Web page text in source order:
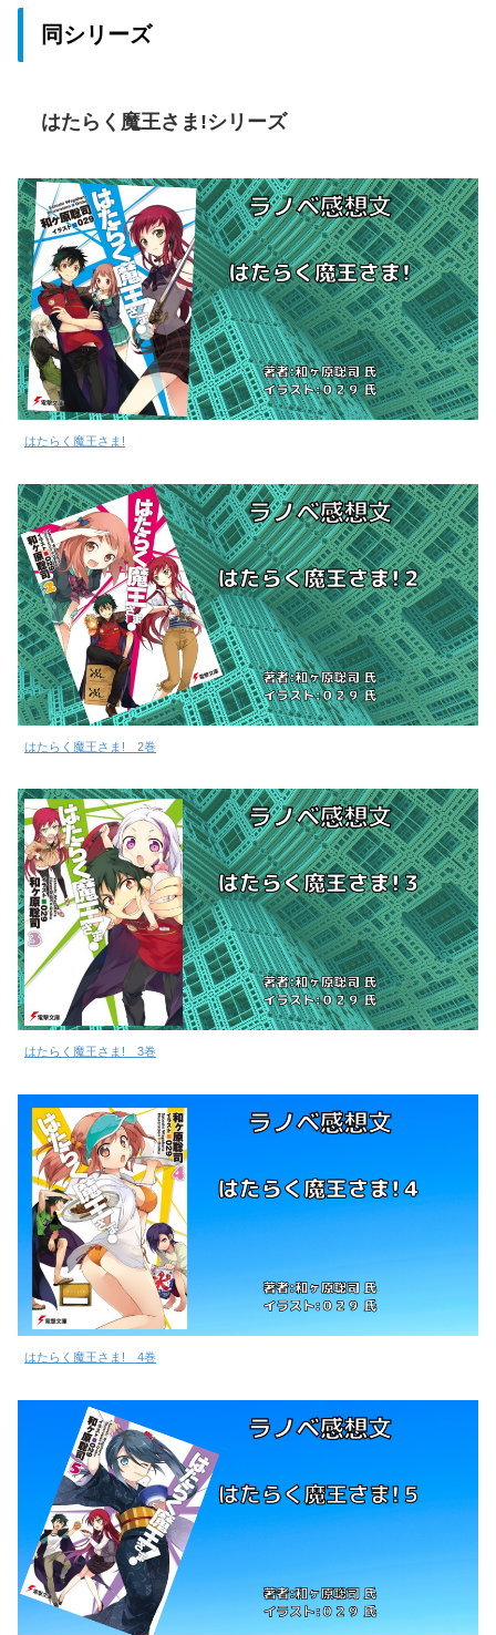
同シリーズ
はたらく魔王さま!シリーズ
はたらく魔王さま!
はたらく魔王さま! 2巻
はたらく魔王さま! 3巻
はたらく魔王さま! 4巻